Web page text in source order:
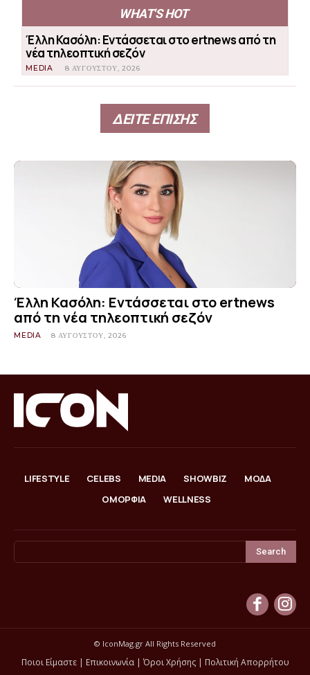
WHAT'S HOT
Έλλη Κασόλη: Εντάσσεται στο ertnews από τη
νέα τηλεοπτική σεζόν
MEDIA 8 ΑΥΓΟΎΣΤΟΥ, 2026
ΔΕΙΤΕ ΕΠΙΣΗΣ
Έλλη Κασόλη: Εντάσσεται στο ertnews
από τη νέα τηλεοπτική σεζόν
MEDIA 8 ΑΥΓΟΎΣΤΟΥ, 2026
LIFESTYLE CELEBS MEDIA SHOWBIZ
ΜΟΔΑ
ΟΜΟΡΦΙΑ
WELLNESS
Search
© IconMag.gr All Rights Reserved
Ποιοι Είμαστε| Επικοινωνία|Όροι Χρήσης| Πολιτική Απορρήτου